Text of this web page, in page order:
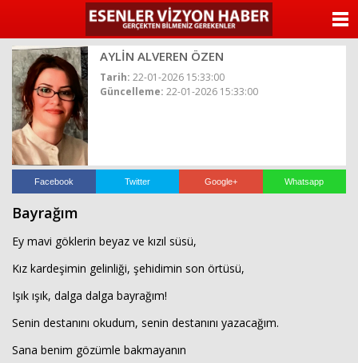
AYLİN ALVEREN ÖZEN
Tarih: 22-01-2026 15:33:00
Güncelleme: 22-01-2026 15:33:00
Facebook Twitter Google+ Whatsapp
Bayrağım
Ey mavi göklerin beyaz ve kızıl süsü,
Kız kardeşimin gelinliği, şehidimin son örtüsü,
Işık ışık, dalga dalga bayrağım!
Senin destanını okudum, senin destanını yazacağım.
Sana benim gözümle bakmayanın
ANASAYFA
YAZARLAR